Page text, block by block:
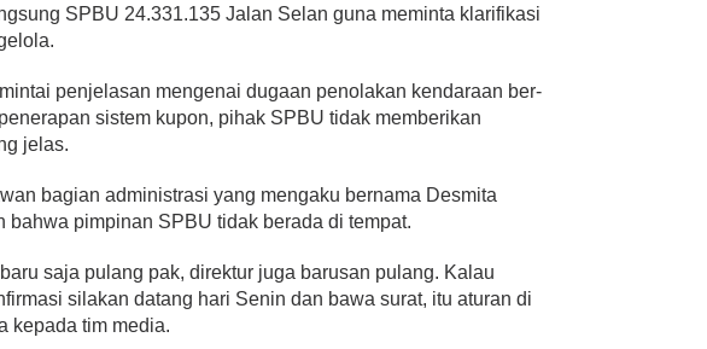
SPBU 24.331.135 Jalan Selan guna meminta klarifikasi
penjelasan mengenai dugaan penolakan kendaraan ber-
sistem kupon, pihak SPBU tidak memberikan
jelas.
bagian administrasi yang mengaku bernama Desmita
bahwa pimpinan SPBU tidak berada di tempat.
saja pulang pak, direktur juga barusan pulang. Kalau
silakan datang hari Senin dan bawa surat, itu aturan di
kepada tim media.